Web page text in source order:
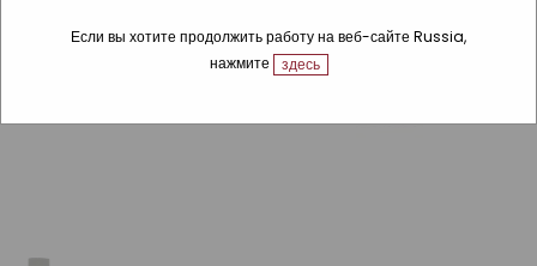
Если вы хотите продолжить работу на веб-сайте Russia,
нажмите
здесь